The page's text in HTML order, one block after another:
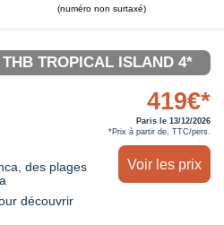
(numéro non surtaxé)
TROPICAL ISLAND 4*
des plages
découvrir
419€*
Paris le 13/12/2026
*Prix à partir de, TTC/pers.
Voir les prix